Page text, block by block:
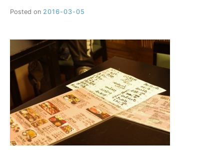
Posted on 2016-03-05
M